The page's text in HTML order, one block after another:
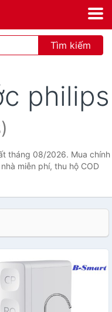
Tìm kiếm
philips
tháng 08/2026. Mua chính
miễn phí, thu hộ COD